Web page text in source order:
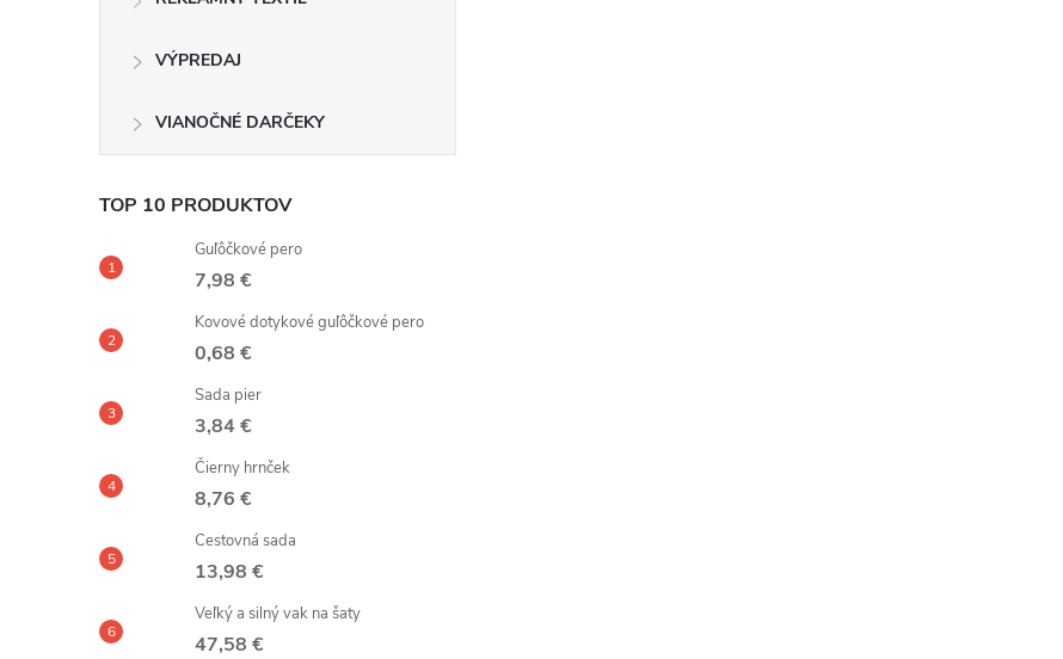
VÝPREDAJ
VIANOČNÉ DARČEKY
TOP 10 PRODUKTOV
Guľôčkové pero
7,98 €
Kovové dotykové guľôčkové pero
0,68 €
Sada pier
3,84 €
Čierny hrnček
8,76 €
Cestovná sada
13,98 €
Veľký a silný vak na šaty
47,58 €